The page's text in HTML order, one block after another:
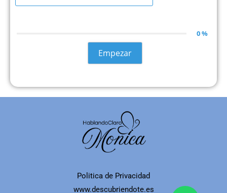
0 %
Empezar
Politica de Privacidad
www.descubriendote.es